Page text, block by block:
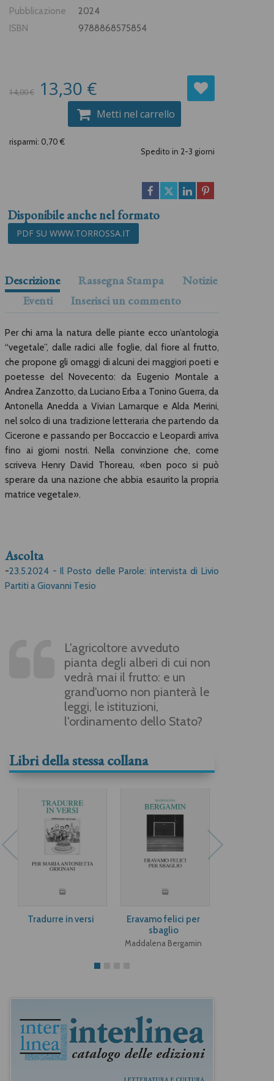
Pubblicazione
2024
ISBN
9788868575854
14,00 € 13,30 €
Metti nel carrello
risparmi: 0,70 €
Spedito in 2-3 giorni
Disponibile anche nel formato
PDF SU WWW.TORROSSA.IT
Descrizione Rassegna Stampa
Notizie
Eventi
Inserisci un commento
Per chi ama la natura delle piante ecco un’antologia
“vegetale”, dalle radici alle foglie, dal fiore al frutto,
che propone gli omaggi di alcuni dei maggiori poeti e
poetesse del Novecento: da Eugenio Montale a
Andrea Zanzotto, da Luciano Erba a Tonino Guerra, da
Antonella Anedda a Vivian Lamarque e Alda Merini,
nel solco di una tradizione letteraria che partendo da
Cicerone e passando per Boccaccio e Leopardi arriva
fino ai giorni nostri. Nella convinzione che, come
scriveva Henry David Thoreau, «ben poco si può
sperare da una nazione che abbia esaurito la propria
matrice vegetale».
Ascolta
-23.5.2024 - Il Posto delle Parole: intervista di Livio
Partiti a Giovanni Tesio
L'agricoltore avveduto
pianta degli alberi di cui non
vedrà mai il frutto: e un
grand'uomo non pianterà le
leggi, le istituzioni,
l'ordinamento dello Stato?
Libri della stessa collana
Tradurre in versi
Eravamo felici per
sbaglio
Maddalena Bergamin